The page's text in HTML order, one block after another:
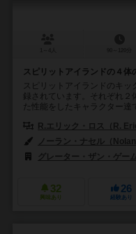
スピリットアイランドの４体
スピリットアイランドのキッ
録されています。それぞれ２
た性能をしたキャラクター達
R.エリック・ロス（R.
ノーラン・ナセル（
グレーター・ザン・ゲー
32
興味あり
26
経験あり